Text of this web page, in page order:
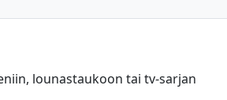
lounastaukoon tai tv-sarjan